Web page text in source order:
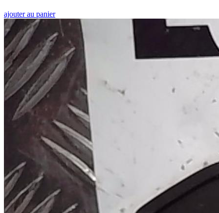
ajouter au panier